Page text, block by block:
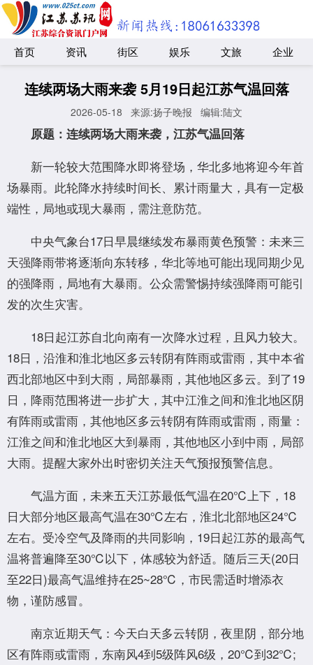
首页 资讯 街区 娱乐 文旅 企业
连续两场大雨来袭 5月19日起江苏气温回落
2026-05-18 来源:扬子晚报 编辑:陆文
原题：连续两场大雨来袭，江苏气温回落
新一轮较大范围降水即将登场，华北多地将迎今年首
场暴雨。此轮降水持续时间长、累计雨量大，具有一定极
端性，局地或现大暴雨，需注意防范。
中央气象台17日早晨继续发布暴雨黄色预警：未来三
天强降雨带将逐渐向东转移，华北等地可能出现同期少见
的强降雨，局地有大暴雨。公众需警惕持续强降雨可能引
发的次生灾害。
18日起江苏自北向南有一次降水过程，且风力较大。
18日，沿淮和淮北地区多云转阴有阵雨或雷雨，其中本省
西北部地区中到大雨，局部暴雨，其他地区多云。到了19
日，降雨范围将进一步扩大，其中江淮之间和淮北地区阴
有阵雨或雷雨，其他地区多云转阴有阵雨或雷雨，雨量：
江淮之间和淮北地区大到暴雨，其他地区小到中雨，局部
大雨。提醒大家外出时密切关注天气预报预警信息。
气温方面，未来五天江苏最低气温在20℃上下，18
日大部分地区最高气温在30℃左右，淮北北部地区24℃
左右。受冷空气及降雨的共同影响，19日起江苏的最高气
温将普遍降至30℃以下，体感较为舒适。随后三天(20日
至22日)最高气温维持在25~28℃，市民需适时增添衣
物，谨防感冒。
南京近期天气：今天白天多云转阴，夜里阴，部分地
区有阵雨或雷雨，东南风4到5级阵风6级，20℃到32℃;